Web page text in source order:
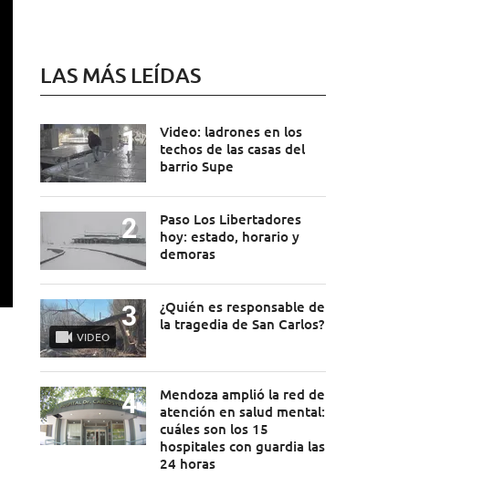
LAS MÁS LEÍDAS
Video: ladrones en los
techos de las casas del
barrio Supe
Paso Los Libertadores
hoy: estado, horario y
demoras
VIDEO
¿Quién es responsable de
la tragedia de San Carlos?
Mendoza amplió la red de
atención en salud mental:
cuáles son los 15
hospitales con guardia las
24 horas